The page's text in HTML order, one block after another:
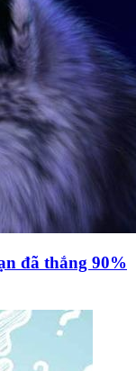
đã thắng 90%